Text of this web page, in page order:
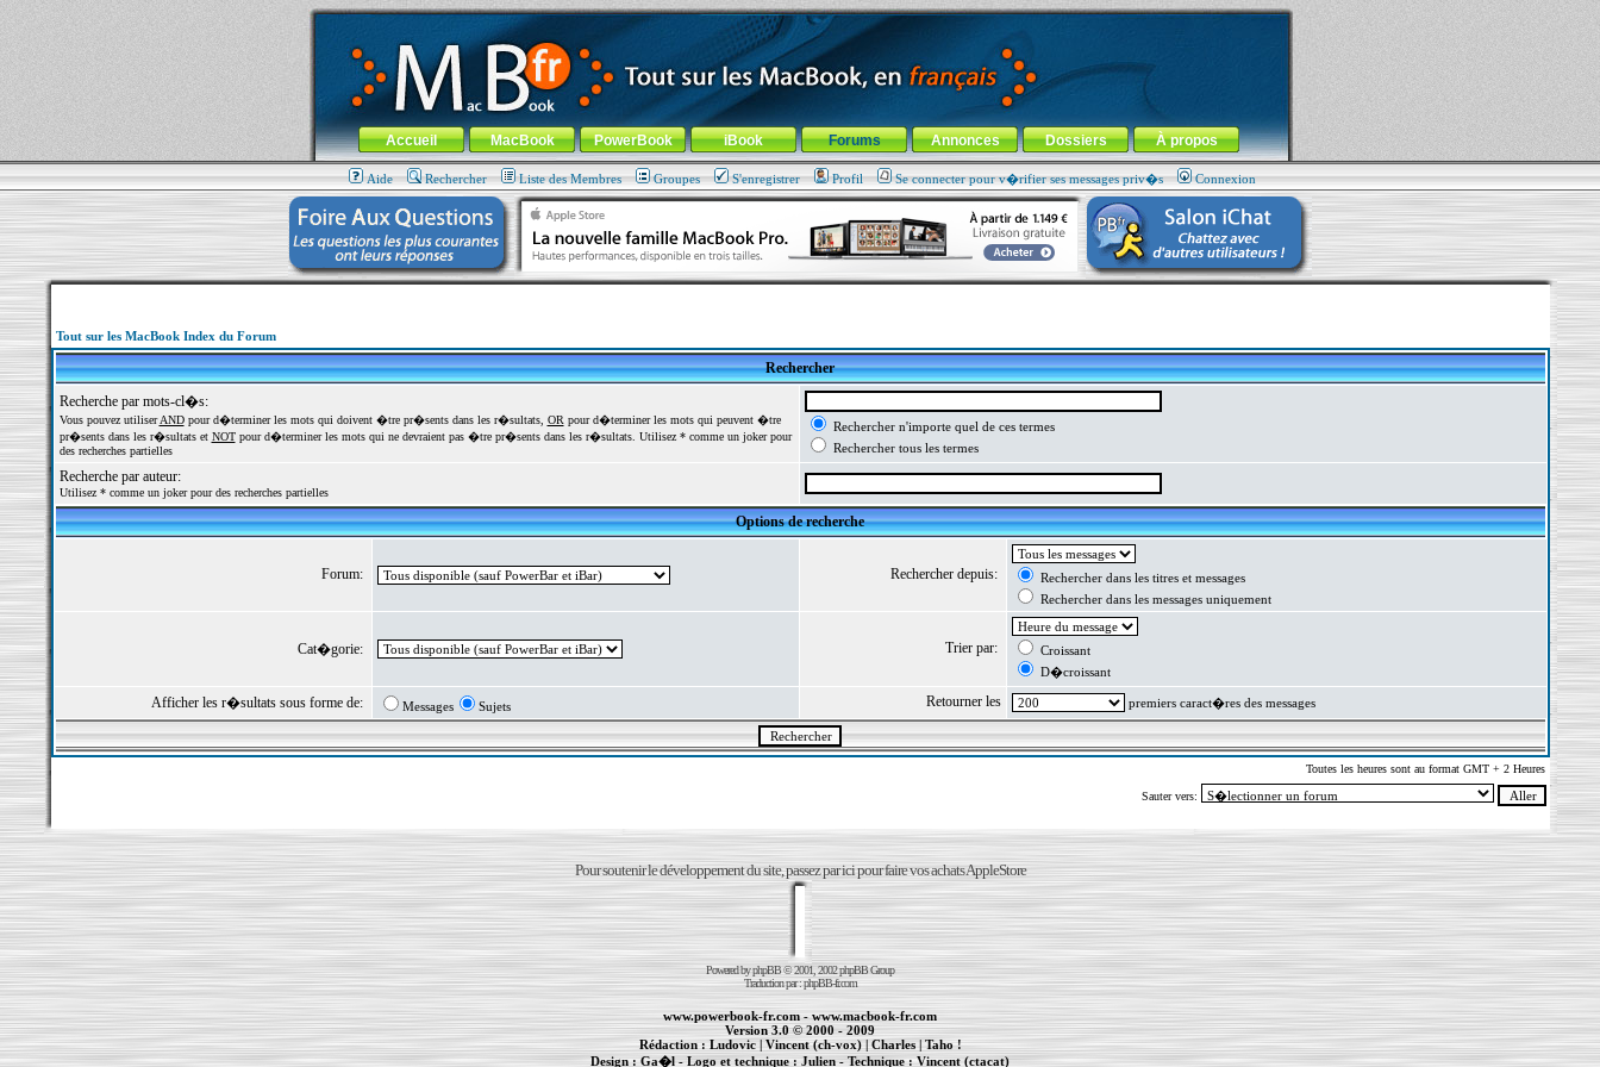
MacBook-fr.com : 100% Apple... 100% nomade !
Aller au contenu-Aller au menu général-Aller au menu de la rubrique
Menu général
Accueil MacBook PowerBook iBook Forums Annonces Dossiers À propos
Aide Rechercher Liste des Membres Groupes S'enregistrer Profil Se connecter pour v�rifier ses messages priv�s Connexion
Tout sur les MacBook Index du Forum
Rechercher
Recherche par mots-cl�s:
Vous pouvez utiliserANDpour d�terminer les mots qui doivent �tre pr�sents dans les r�sultats, OR pour d�terminer les mots qui peuvent �tre
pr�sents dans les r�sultats et NOTpour d�terminer les mots qui ne devraient pas �tre pr�sents dans les r�sultats. Utilisez * comme un joker pour
des recherches partielles
Rechercher n'importe quel de ces termes
Rechercher tous les termes
Recherche par auteur:
Utilisez * comme un joker pour des recherches partielles
Options de recherche
Forum: Rechercher depuis:
Rechercher dans les titres et messages
Rechercher dans les messages uniquement
Cat�gorie: Trier par:
Croissant
D�croissant
Afficher les r�sultats sous forme de: Messages Sujets Retourner les premiers caract�res des messages
Toutes les heures sont au format GMT + 2 Heures
Sauter vers:
Pour soutenir le développement du site, passez par ici pour faire vos achats AppleStore
Powered byphpBB© 2001, 2002 phpBB Group
Traduction par :phpBB-fr.com
www.powerbook-fr.com-www.macbook-fr.com
Version 3.0 © 2000 - 2009
Rédaction :Ludovic| Vincent (ch-vox)|Charles| Taho !
Design : Ga�l - Logo et technique : Julien - Technique :Vincent (ctacat)